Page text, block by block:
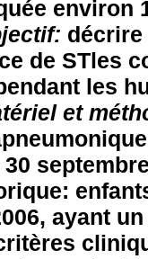
environ
de STles
les
et
ayant